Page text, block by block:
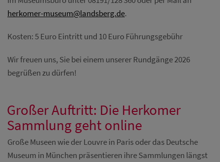
Diese Website nutzt Matomo Analytics für die Auswertung der
Seitenaufrufe als Statistik. Die hierdurch gespeicherten Daten werden
AnonymizeIP zur Anonymisierung Ihrer IP-Adresse, so dass diese gekürzt
werden kann.
YouTube / Vimeo
bewirkt laut YouTube, dass YouTube keine Informationen über die
Besucher auf dieser Website speichert, bevor diese sich das Video
ansehen.
Eingebundene Inhalte
Optional sind externe Inhalte auf den Seiten dieser Website
herkomer-museum@landsberg.de.
Kosten: 5 Euro Eintritt und 10 Euro Führungsgebühr
Wir freuen uns, Sie bei einem unserer Rundgänge 2026
begrüßen zu dürfen!
Großer Auftritt: Die Herkomer
Sammlung geht online
Große Museen wie der Louvre in Paris oder das Deutsche
Museum in München präsentieren ihre Sammlungen längst